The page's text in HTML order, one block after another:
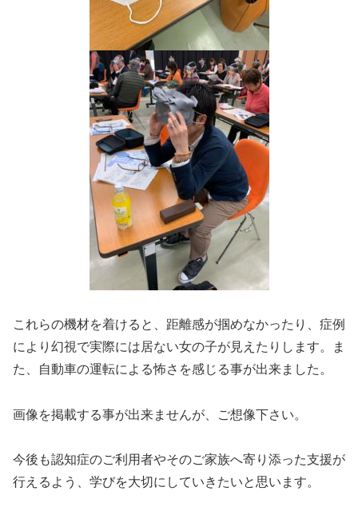
これらの機材を着けると、距離感が掴めなかったり、症例
により幻視で実際には居ない女の子が見えたりします。ま
た、自動車の運転による怖さを感じる事が出来ました。
画像を掲載する事が出来ませんが、ご想像下さい。
今後も認知症のご利用者やそのご家族へ寄り添った支援が
行えるよう、学びを大切にしていきたいと思います。